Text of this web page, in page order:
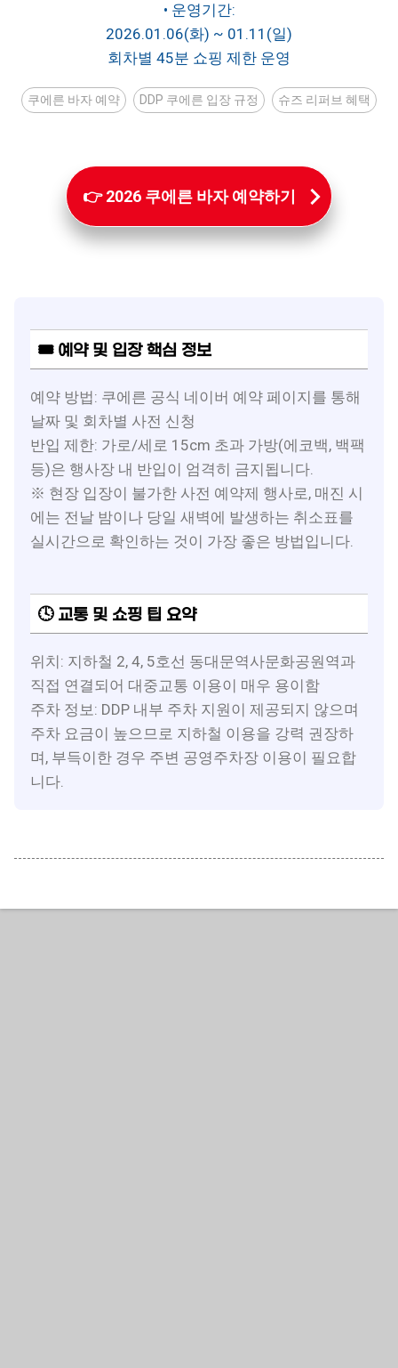
• 운영기간:
2026.01.06(화) ~ 01.11(일)
회차별 45분 쇼핑 제한 운영
쿠에른 바자 예약 DDP 쿠에른 입장 규정 슈즈 리퍼브 혜택
👉 2026 쿠에른 바자 예약하기
🎟 예약 및 입장 핵심 정보
예약 방법: 쿠에른 공식 네이버 예약 페이지를 통해
날짜 및 회차별 사전 신청
반입 제한: 가로/세로 15cm 초과 가방(에코백, 백팩
등)은 행사장 내 반입이 엄격히 금지됩니다.
※ 현장 입장이 불가한 사전 예약제 행사로, 매진 시
에는 전날 밤이나 당일 새벽에 발생하는 취소표를
실시간으로 확인하는 것이 가장 좋은 방법입니다.
🕓 교통 및 쇼핑 팁 요약
위치: 지하철 2, 4, 5호선 동대문역사문화공원역과
직접 연결되어 대중교통 이용이 매우 용이함
주차 정보: DDP 내부 주차 지원이 제공되지 않으며
주차 요금이 높으므로 지하철 이용을 강력 권장하
며, 부득이한 경우 주변 공영주차장 이용이 필요합
니다.